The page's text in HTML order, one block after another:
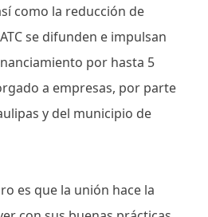
como la reducción de
se difunden e impulsan
por hasta 5
a empresas, por parte
y del municipio de
es que la unión hace la